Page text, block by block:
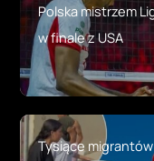
Polska mistrzem
w finale z USA
Tysiące